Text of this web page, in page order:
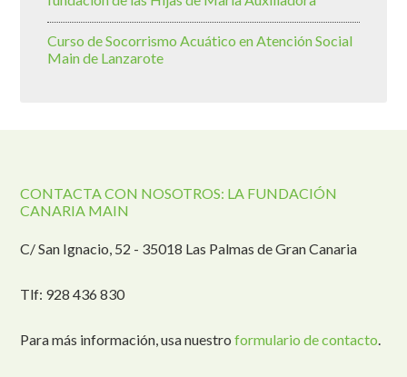
Curso de Socorrismo Acuático en Atención Social
Main de Lanzarote
CONTACTA CON NOSOTROS: LA FUNDACIÓN
CANARIA MAIN
C/ San Ignacio, 52 - 35018 Las Palmas de Gran Canaria
Tlf: 928 436 830
Para más información, usa nuestroformulario de contacto.